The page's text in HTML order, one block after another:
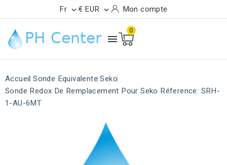
Fr  € EUR  Mon compte

0
Accueil Sonde Equivalente Seko
Sonde Redox De Remplacement Pour Seko Réference: SRH-
1-AU-6MT